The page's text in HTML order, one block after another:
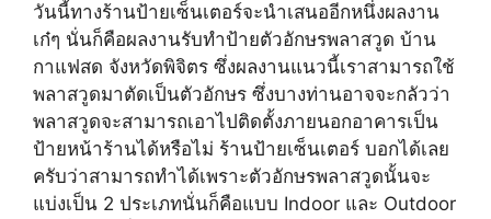
w
i
t
t
e
)
e
b
o
k
t
e
e
s
t
วันนี้ทางร้านป้ายเซ็นเตอร์จะนำเสนออีกหนึ่งผลงาน
เก๋ๆ นั่นก็คือผลงานรับทำป้ายตัวอักษรพลาสวูด บ้าน
กาแฟสด จังหวัดพิจิตร ซึ่งผลงานแนวนี้เราสามารถใช้
พลาสวูดมาตัดเป็นตัวอักษร ซึ่งบางท่านอาจจะกลัวว่า
พลาสวูดจะสามารถเอาไปติดตั้งภายนอกอาคารเป็น
ป้ายหน้าร้านได้หรือไม่ ร้านป้ายเซ็นเตอร์ บอกได้เลย
ครับว่าสามารถทำได้เพราะตัวอักษรพลาสวูดนั้นจะ
แบ่งเป็น 2 ประเภทนั่นก็คือแบบ Indoor และ Outdoor